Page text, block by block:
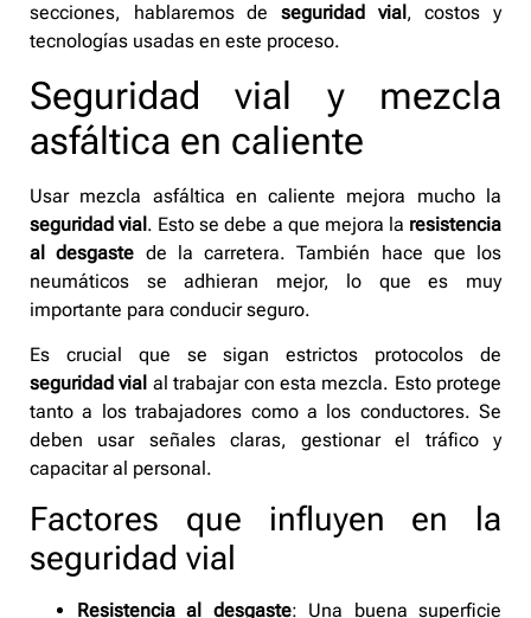
secciones, hablaremos de seguridad vial , costos y
tecnologías usadas en este proceso.
Seguridad vial y mezcla
asfáltica en caliente
Usar mezcla asfáltica en caliente mejora mucho la
seguridad vial. Esto se debe a que mejora la resistencia
al desgaste de la carretera. También hace que los
neumáticos se adhieran mejor, lo que es muy
importante para conducir seguro.
Es crucial que se sigan estrictos protocolos de
seguridad vial al trabajar con esta mezcla. Esto protege
tanto a los trabajadores como a los conductores. Se
deben usar señales claras, gestionar el tráfico y
capacitar al personal.
Factores que influyen en la
seguridad vial
Resistencia al desgaste: Una buena superficie